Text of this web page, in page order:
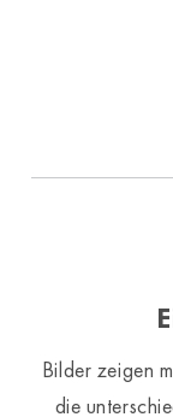
Bilder zeigen
die